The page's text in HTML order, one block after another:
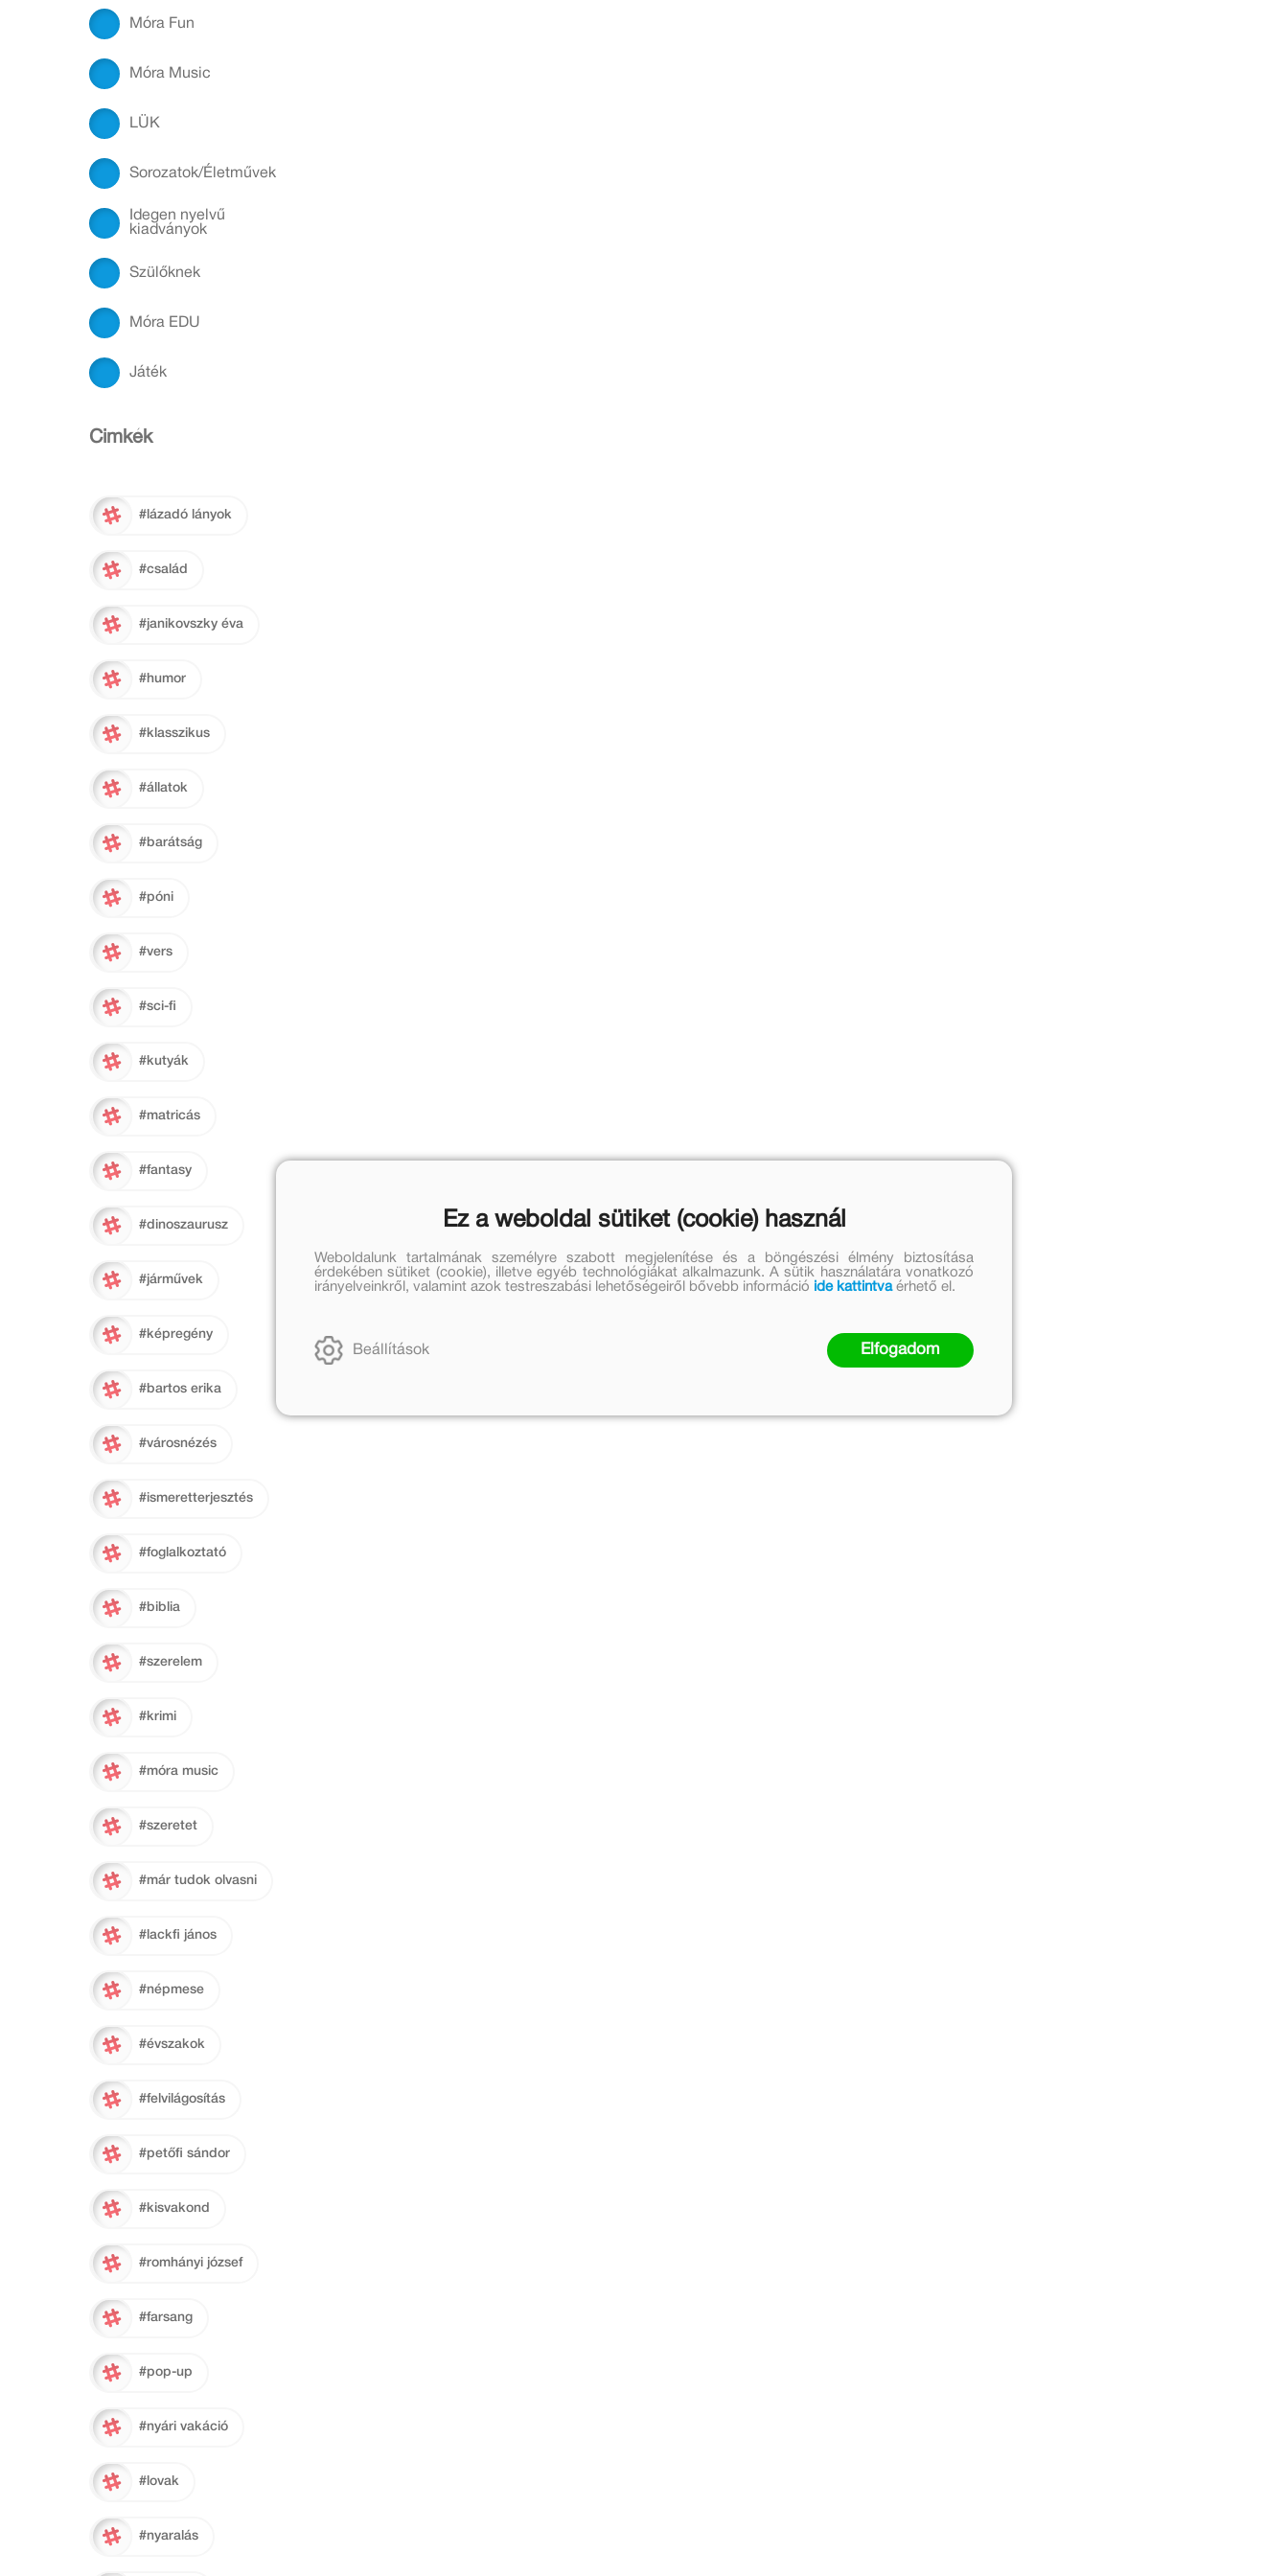
Móra Fun
Móra Music
LÜK
Sorozatok/Életművek
Idegen nyelvű
kiadványok
Szülőknek
Móra EDU
Játék
Cimkék
#lázadó lányok
#család
#janikovszky éva
#humor
#klasszikus
#állatok
#barátság
#póni
#vers
#sci-fi
#kutyák
#matricás
#fantasy
#dinoszaurusz
#járművek
#képregény
#bartos erika
#városnézés
#ismeretterjesztés
#foglalkoztató
#biblia
#szerelem
#krimi
#móra music
#szeretet
#már tudok olvasni
#lackfi jános
#népmese
#évszakok
#felvilágosítás
#petőfi sándor
#kisvakond
#romhányi józsef
#farsang
#pop-up
#nyári vakáció
#lovak
#nyaralás
Ez a weboldal sütiket (cookie) használ
Weboldalunk tartalmának személyre szabott megjelenítése és a böngészési élmény biztosítása
érdekében sütiket (cookie), illetve egyéb technológiákat alkalmazunk. A sütik használatára vonatkozó
irányelveinkről, valamint azok testreszabási lehetőségeiről bővebb információ ide kattintvaérhető el.
Beállítások Elfogadom